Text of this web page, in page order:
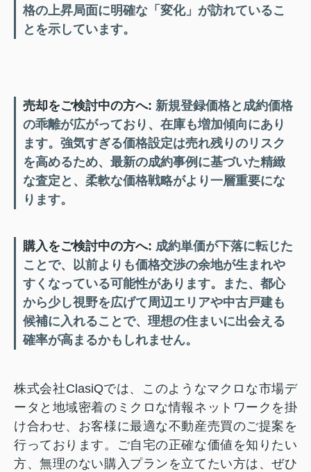
格の上昇局面に明確な「変化」が訪れているこ
とを示しています。
売却をご検討中の方へ: 新規登録価格と成約価格
の乖離が広がっており、在庫も増加傾向にあり
ます。強気すぎる価格設定は売れ残りのリスク
を高めるため、最新の成約事例に基づいた精緻
な査定と、柔軟な価格戦略がより一層重要にな
ります。
購入をご検討中の方へ: 成約単価が下落に転じた
ことで、以前よりも価格交渉の余地が生まれや
すくなっている可能性があります。また、都心
から少し視野を広げて周辺エリアや中古戸建も
候補に入れることで、理想の住まいに出会える
確率が高まるかもしれません。
株式会社ClasiQでは、このようなマクロな市場デ
ータと地域密着のミクロな情報ネットワークを掛
け合わせ、お客様に最適な不動産売買のご提案を
行っております。ご自宅の正確な価値を知りたい
方、無理のない購入プランを立てたい方は、ぜひ